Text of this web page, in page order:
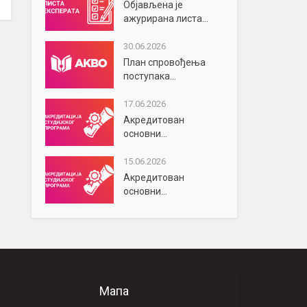
Објављена је
ажурирана листа...
30.06.2026
План спровођења
поступака...
17.06.2026
Акредитован
основни...
15.06.2026
Акредитован
основни...
Мапа